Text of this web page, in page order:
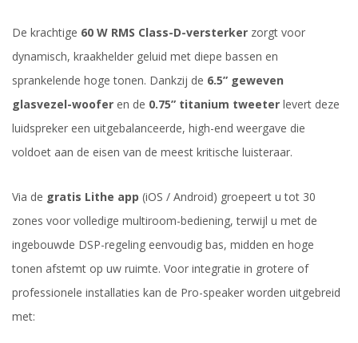
De krachtige 60 W RMS Class-D-versterker zorgt voor
dynamisch, kraakhelder geluid met diepe bassen en
sprankelende hoge tonen. Dankzij de 6.5” geweven
glasvezel-woofer en de 0.75” titanium tweeter levert deze
luidspreker een uitgebalanceerde, high-end weergave die
voldoet aan de eisen van de meest kritische luisteraar.
Via de gratis Lithe app (iOS / Android) groepeert u tot 30
zones voor volledige multiroom-bediening, terwijl u met de
ingebouwde DSP-regeling eenvoudig bas, midden en hoge
tonen afstemt op uw ruimte. Voor integratie in grotere of
professionele installaties kan de Pro-speaker worden uitgebreid
met: